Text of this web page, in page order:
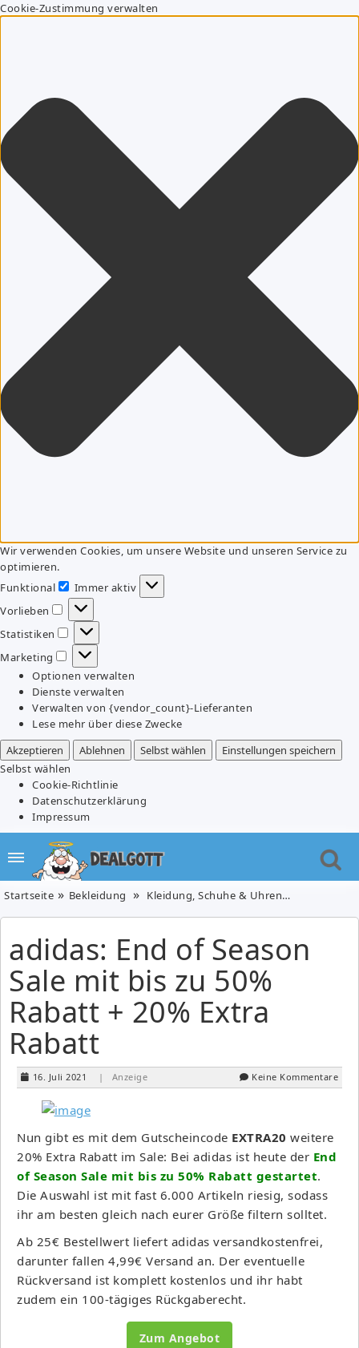
Cookie-Zustimmung verwalten
Wir verwenden Cookies, um unsere Website und unseren Service zu
optimieren.
Funktional
Funktional
Immer aktiv
Vorlieben
Vorlieben
Statistiken
Statistiken
Marketing
Marketing
Optionen verwalten
Dienste verwalten
Verwalten von {vendor_count}-Lieferanten
Lese mehr über diese Zwecke
Akzeptieren
Ablehnen Selbst wählen
Einstellungen speichern
Selbst wählen
Cookie-Richtlinie
Datenschutzerklärung
Impressum
Startseite Bekleidung Kleidung, Schuhe & Uhren
adidas: End of Season
Sale mit bis zu 50%
Rabatt + 20% Extra
Rabatt
16. Juli 2021 | Anzeige Keine Kommentare
Nun gibt es mit dem Gutscheincode EXTRA20 weitere
20% Extra Rabatt im Sale: Bei adidas ist heute der End
of Season Sale mit bis zu 50% Rabatt gestartet.
Die Auswahl ist mit fast 6.000 Artikeln riesig, sodass
ihr am besten gleich nach eurer Größe filtern solltet.
Ab 25€ Bestellwert liefert adidas versandkostenfrei,
darunter fallen 4,99€ Versand an. Der eventuelle
Rückversand ist komplett kostenlos und ihr habt
zudem ein 100-tägiges Rückgaberecht.
Zum Angebot